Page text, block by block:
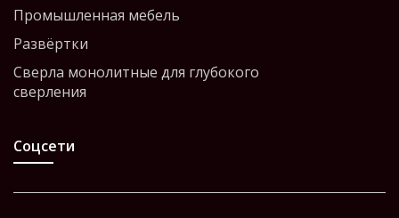
Промышленная мебель
Развёртки
Сверла монолитные для глубокого
сверления
Соцсети